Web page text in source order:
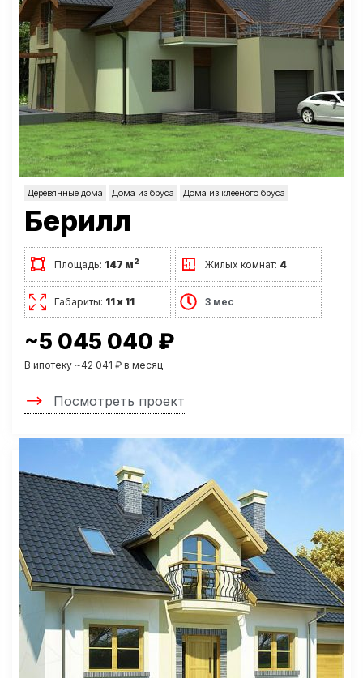
Деревянные дома Дома из бруса Дома из клееного бруса
Берилл
Площадь: 147 м2 Жилых комнат: 4
Габариты: 11 х 11 3 мес
~5 045 040 ₽
В ипотеку ~42 041 ₽ в месяц
Посмотреть проект